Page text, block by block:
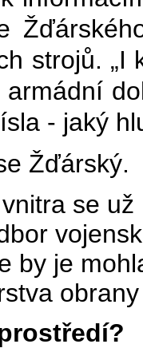
strojů.
- jaký
Žďárský.
se
by je